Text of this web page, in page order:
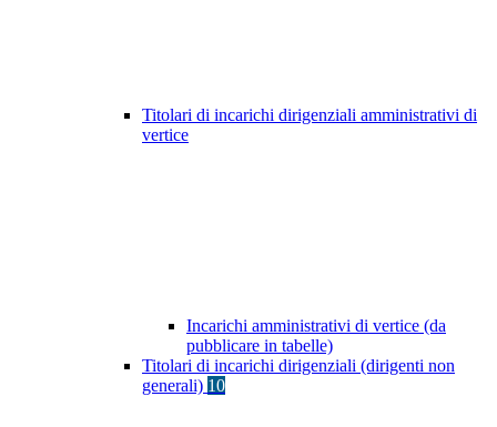
Titolari di incarichi dirigenziali amministrativi di
vertice
Incarichi amministrativi di vertice (da
pubblicare in tabelle)
Titolari di incarichi dirigenziali (dirigenti non
generali) 10